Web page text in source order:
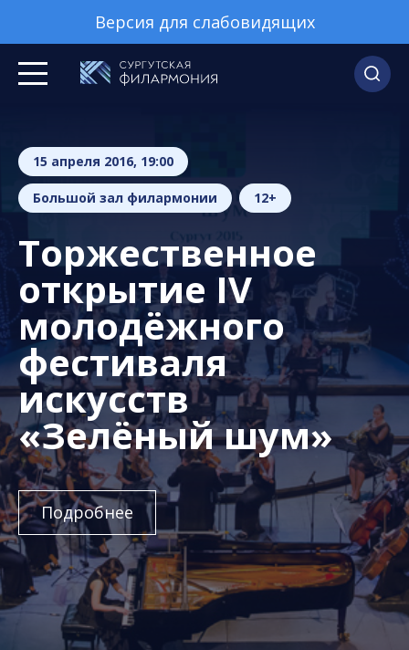
Версия для слабовидящих
15 апреля 2016, 19:00
Большой зал филармонии 12+
Торжественное
открытие IV
молодёжного
фестиваля
искусств
«Зелёный шум»
Подробнее